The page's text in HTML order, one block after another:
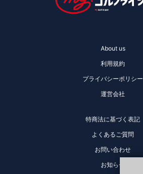
About us
利用規約
プライバシーポリシー
運営会社
特商法に基づく表記
よくあるご質問
お問い合わせ
お知らせ